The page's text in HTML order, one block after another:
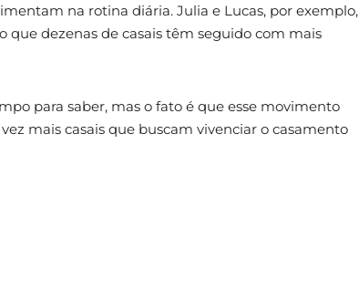
na rotina diária. Julia e Lucas, por exemplo,
dezenas de casais têm seguido com mais
para saber, mas o fato é que esse movimento
mais casais que buscam vivenciar o casamento